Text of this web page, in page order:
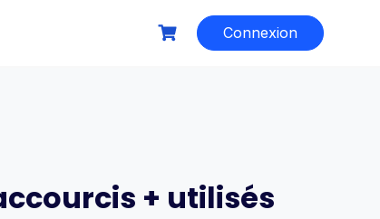
Connexion
+ utilisés